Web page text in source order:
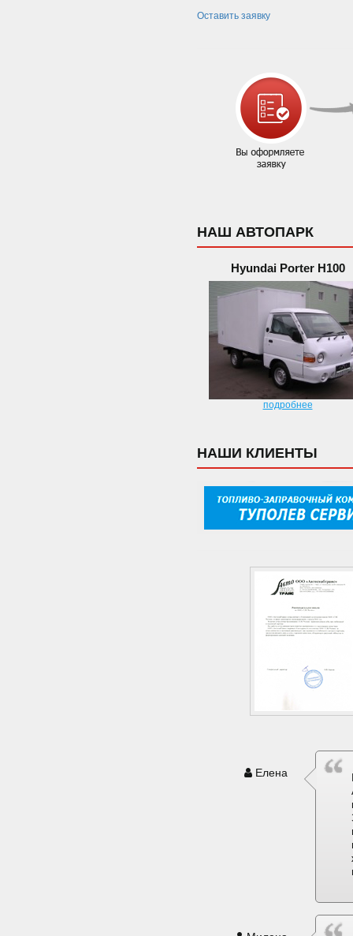
Оставить заявку
НАШ АВТОПАРК
Hyundai Porter H100
подробнее
НАШИ КЛИЕНТЫ
Елена